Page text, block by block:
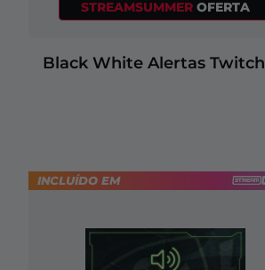
STREAMSUMMER OFERTA
Black White Alertas Twitch
INCLUÍDO EM